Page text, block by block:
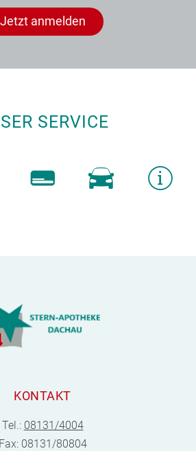
Jetzt anmelden
SERVICE
KONTAKT
Tel.: 08131/4004
Fax: 08131/80804